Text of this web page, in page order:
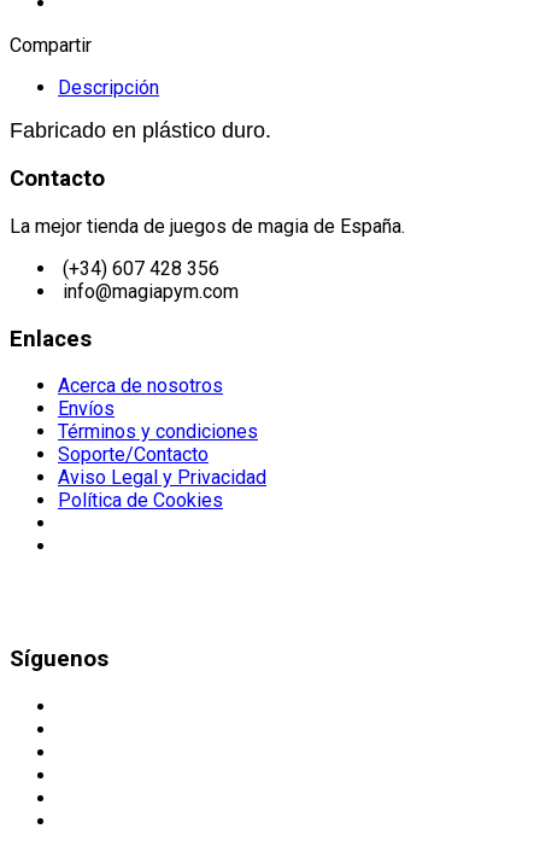
Compartir
Descripción
Fabricado en plástico duro.
Contacto
La mejor tienda de juegos de magia de España.
(+34) 607 428 356
info@magiapym.com
Enlaces
Acerca de nosotros
Envíos
Términos y condiciones
Soporte/Contacto
Aviso Legal y Privacidad
Política de Cookies
Síguenos